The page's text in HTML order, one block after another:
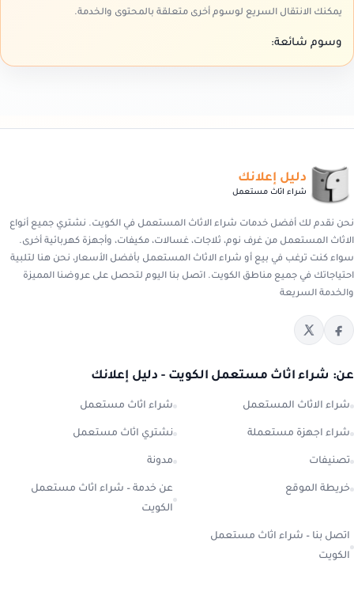
يمكنك الانتقال السريع لوسوم أخرى متعلقة بالمحتوى والخدمة.
وسوم شائعة:
دليل إعلانك
شراء اثاث مستعمل
نحن نقدم لك أفضل خدمات شراء الاثاث المستعمل في الكويت. نشتري جميع أنواع
الاثاث المستعمل من غرف نوم، ثلاجات، غسالات، مكيفات، وأجهزة كهربائية أخرى.
سواء كنت ترغب في بيع أو شراء الاثاث المستعمل بأفضل الأسعار، نحن هنا لتلبية
احتياجاتك في جميع مناطق الكويت. اتصل بنا اليوم لتحصل على عروضنا المميزة
والخدمة السريعة
عن: شراء اثاث مستعمل الكويت - دليل إعلانك
شراء الاثاث المستعمل شراء اثاث مستعمل
شراء اجهزة مستعملة نشتري اثاث مستعمل
تصنيفات مدونة
خريطة الموقع
عن خدمة – شراء اثاث مستعمل
الكويت
اتصل بنا – شراء اثاث مستعمل
الكويت